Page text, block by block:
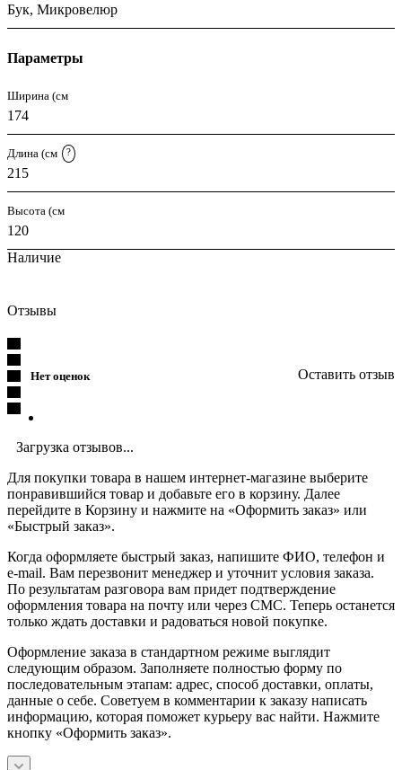
Бук, Микровелюр
Параметры
Ширина (см
174
Длина (см ?
215
Высота (см
120
Наличие
Отзывы
Нет оценок Оставить отзыв
Загрузка отзывов...
Для покупки товара в нашем интернет-магазине выберите
понравившийся товар и добавьте его в корзину. Далее
перейдите в Корзину и нажмите на «Оформить заказ» или
«Быстрый заказ».
Когда оформляете быстрый заказ, напишите ФИО, телефон и
e-mail. Вам перезвонит менеджер и уточнит условия заказа.
По результатам разговора вам придет подтверждение
оформления товара на почту или через СМС. Теперь останется
только ждать доставки и радоваться новой покупке.
Оформление заказа в стандартном режиме выглядит
следующим образом. Заполняете полностью форму по
последовательным этапам: адрес, способ доставки, оплаты,
данные о себе. Советуем в комментарии к заказу написать
информацию, которая поможет курьеру вас найти. Нажмите
кнопку «Оформить заказ».